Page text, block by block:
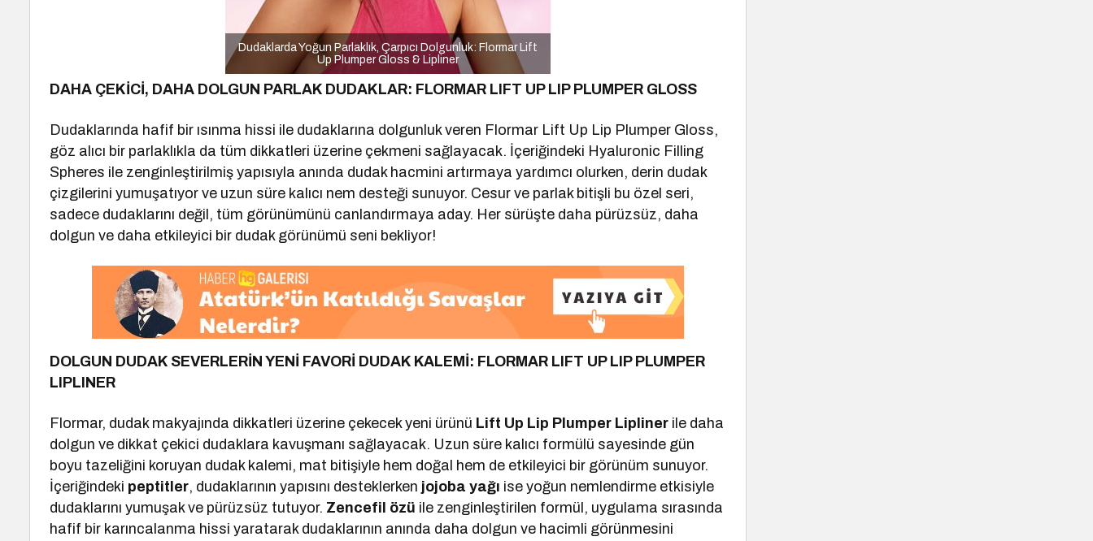
Dudaklarda Yoğun Parlaklık, Çarpıcı Dolgunluk: Flormar Lift
Up Plumper Gloss & Lipliner
DAHA ÇEKİCİ, DAHA DOLGUN PARLAK DUDAKLAR: FLORMAR LIFT UP LIP PLUMPER GLOSS
Dudaklarında hafif bir ısınma hissi ile dudaklarına dolgunluk veren Flormar Lift Up Lip Plumper Gloss,
göz alıcı bir parlaklıkla da tüm dikkatleri üzerine çekmeni sağlayacak. İçeriğindeki Hyaluronic Filling
Spheres ile zenginleştirilmiş yapısıyla anında dudak hacmini artırmaya yardımcı olurken, derin dudak
çizgilerini yumuşatıyor ve uzun süre kalıcı nem desteği sunuyor. Cesur ve parlak bitişli bu özel seri,
sadece dudaklarını değil, tüm görünümünü canlandırmaya aday. Her sürüşte daha pürüzsüz, daha
dolgun ve daha etkileyici bir dudak görünümü seni bekliyor!
DOLGUN DUDAK SEVERLERİN YENİ FAVORİ DUDAK KALEMİ: FLORMAR LIFT UP LIP PLUMPER
LIPLINER
Flormar, dudak makyajında dikkatleri üzerine çekecek yeni ürünü Lift Up Lip Plumper Lipliner ile daha
dolgun ve dikkat çekici dudaklara kavuşmanı sağlayacak. Uzun süre kalıcı formülü sayesinde gün
boyu tazeliğini koruyan dudak kalemi, mat bitişiyle hem doğal hem de etkileyici bir görünüm sunuyor.
İçeriğindeki peptitler, dudaklarının yapısını desteklerken jojoba yağı ise yoğun nemlendirme etkisiyle
dudaklarını yumuşak ve pürüzsüz tutuyor. Zencefil özü ile zenginleştirilen formül, uygulama sırasında
hafif bir karıncalanma hissi yaratarak dudaklarının anında daha dolgun ve hacimli görünmesini